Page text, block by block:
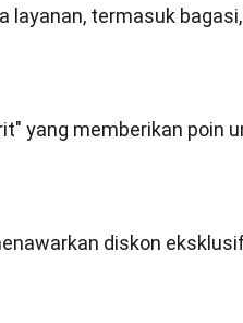
layanan, termasuk bagasi,
yang memberikan poin
diskon